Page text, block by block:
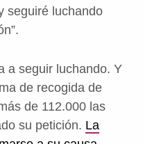
seguiré luchando
a seguir luchando. Y
de recogida de
de 112.000 las
su petición. La